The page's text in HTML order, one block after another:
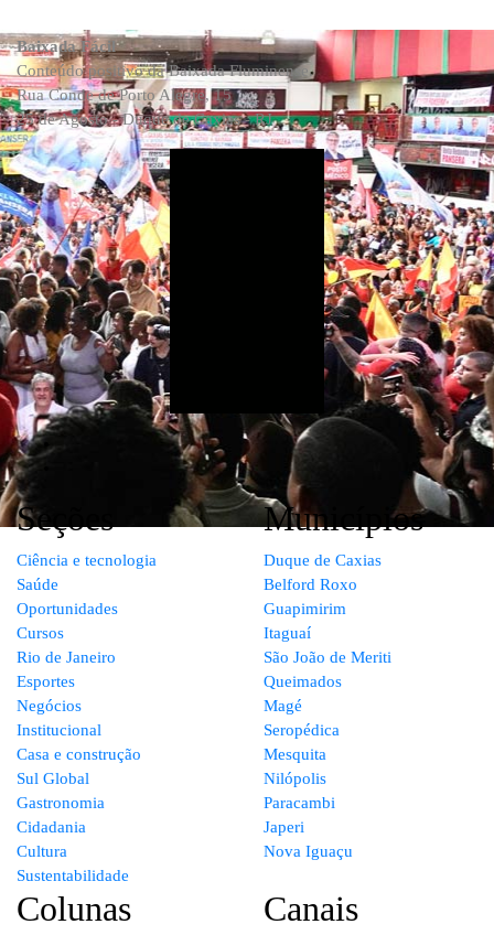
Baixada Fácil
Conteúdo positivo da Baixada Fluminense.
Rua Conde de Porto Alegre, 15
25 de Agosto - Duque de Caxias - RJ
Seções
Ciência e tecnologia
Saúde
Oportunidades
Cursos
Rio de Janeiro
Esportes
Negócios
Institucional
Casa e construção
Sul Global
Gastronomia
Cidadania
Cultura
Sustentabilidade
Municípios
Duque de Caxias
Belford Roxo
Guapimirim
Itaguaí
São João de Meriti
Queimados
Magé
Seropédica
Mesquita
Nilópolis
Paracambi
Japeri
Nova Iguaçu
Colunas Canais